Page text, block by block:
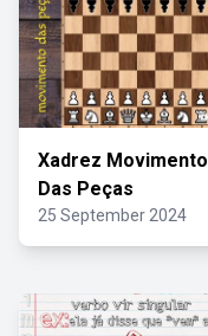
Xadrez Movimento
Das Peças
25 September 2024